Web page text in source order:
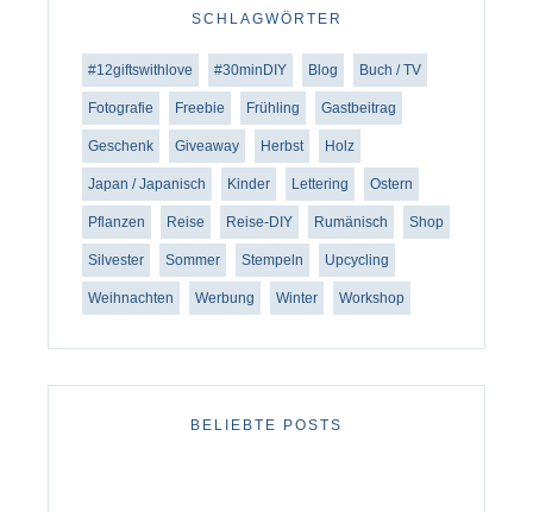
SCHLAGWÖRTER
#12giftswithlove #30minDIY Blog Buch / TV
Fotografie Freebie Frühling Gastbeitrag
Geschenk Giveaway Herbst Holz
Japan / Japanisch Kinder Lettering Ostern
Pflanzen Reise Reise-DIY Rumänisch Shop
Silvester Sommer Stempeln Upcycling
Weihnachten Werbung Winter Workshop
BELIEBTE POSTS